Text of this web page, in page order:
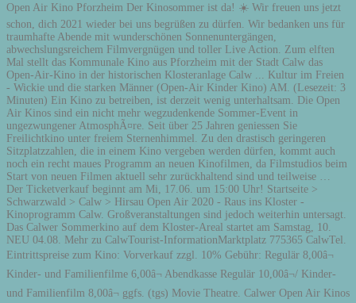
Open Air Kino Pforzheim Der Kinosommer ist da! ☀️ Wir freuen uns jetzt
schon, dich 2021 wieder bei uns begrüßen zu dürfen. Wir bedanken uns für
traumhafte Abende mit wunderschönen Sonnenuntergängen,
abwechslungsreichem Filmvergnügen und toller Live Action. Zum elften
Mal stellt das Kommunale Kino aus Pforzheim mit der Stadt Calw das
Open-Air-Kino in der historischen Klosteranlage Calw ... Kultur im Freien
- Wickie und die starken Männer (Open-Air Kinder Kino) AM. (Lesezeit: 3
Minuten) Ein Kino zu betreiben, ist derzeit wenig unterhaltsam. Die Open
Air Kinos sind ein nicht mehr wegzudenkende Sommer-Event in
ungezwungener AtmosphÃ¤re. Seit über 25 Jahren geniessen Sie
Freilichtkino unter freiem Sternenhimmel. Zu den drastisch geringeren
Sitzplatzzahlen, die in einem Kino vergeben werden dürfen, kommt auch
noch ein recht maues Programm an neuen Kinofilmen, da Filmstudios beim
Start von neuen Filmen aktuell sehr zurückhaltend sind und teilweise …
Der Ticketverkauf beginnt am Mi, 17.06. um 15:00 Uhr! Startseite >
Schwarzwald > Calw > Hirsau Open Air 2020 - Raus ins Kloster -
Kinoprogramm Calw. Großveranstaltungen sind jedoch weiterhin untersagt.
Das Calwer Sommerkino auf dem Kloster-Areal startet am Samstag, 10.
NEU 04.08. Mehr zu CalwTourist-InformationMarktplatz 775365 CalwTel.
Eintrittspreise zum Kino: Vorverkauf zzgl. 10% Gebühr: Regulär 8,00â¬
Kinder- und Familienfilme 6,00â¬ Abendkasse Regulär 10,00â¬/ Kinder-
und Familienfilm 8,00â¬ ggfs. (tgs) Movie Theatre. Calwer Open Air Kinos